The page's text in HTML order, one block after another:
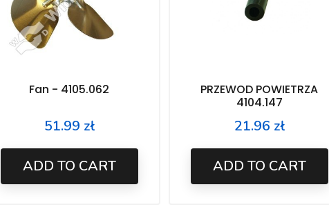
Fan - 4105.062
Price
51.99 zł
ADD TO CART
PRZEWOD POWIETRZA
4104.147
Price
21.96 zł
ADD TO CART